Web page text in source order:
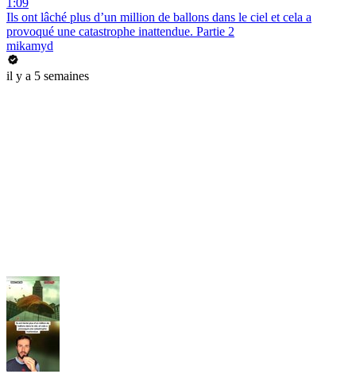
1:09
Ils ont lâché plus d’un million de ballons dans le ciel et cela a
provoqué une catastrophe inattendue. Partie 2
mikamyd
il y a 5 semaines